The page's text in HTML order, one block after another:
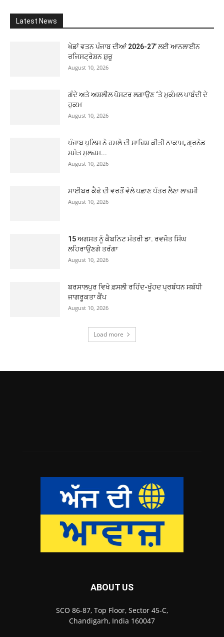
Latest News
ਖੇਡਾਂ ਵਤਨ ਪੰਜਾਬ ਦੀਆਂ 2026-27’ ਲਈ ਆਨਲਾਈਨ
ਰਜਿਸਟ੍ਰੇਸ਼ਨ ਸ਼ੁਰੂ
August 10, 2026
ਗੰਦੇ ਅਤੇ ਅਸ਼ਲੀਲ ਪੋਸਟਰ ਲਗਾਉਣ ‘ਤੇ ਮੁਕੰਮਲ ਪਾਬੰਦੀ ਦੇ
ਹੁਕਮ
August 10, 2026
ਪੰਜਾਬ ਪੁਲਿਸ ਨੇ ਹਮਲੇ ਦੀ ਸਾਜ਼ਿਸ਼ ਕੀਤੀ ਨਾਕਾਮ, ਗ੍ਰਨੇਡ
ਸਮੇਤ ਮੁਲਜ਼ਮ...
August 10, 2026
ਸਾਈਬਰ ਕੈਫੇ ਦੀ ਵਰਤੋਂ ਵੇਲੇ ਪਛਾਣ ਪੱਤਰ ਲੈਣਾ ਲਾਜ਼ਮੀ
August 10, 2026
15 ਅਗਸਤ ਨੂੰ ਕੈਬਨਿਟ ਮੰਤਰੀ ਡਾ. ਰਵਜੋਤ ਸਿੰਘ
ਲਹਿਰਾਉਣਗੇ ਤਰੰਗਾ
August 10, 2026
ਬਰਸਾਲਪੁਰ ਵਿਖੇ ਫ਼ਸਲੀ ਰਹਿੰਦ-ਖੂੰਹਦ ਪ੍ਰਬੰਧਨ ਸਬੰਧੀ
ਜਾਗਰੂਕਤਾ ਕੈਂਪ
August 10, 2026
Load more
ABOUT US
SCO 86-87, Top Floor, Sector 45-C,
Chandigarh, India 160047